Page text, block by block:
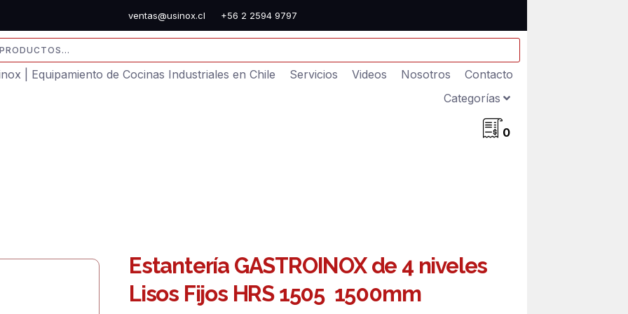
ventas@usinox.cl +56 2 2594 9797
| Equipamiento de Cocinas Industriales en Chile
Servicios Videos Nosotros
Contacto
Categorías
0
Estantería GASTROINOX de 4 niveles
Lisos Fijos HRS 1505 1500mm